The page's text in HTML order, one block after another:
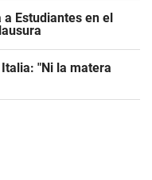
Estudiantes en el
"Ni la matera